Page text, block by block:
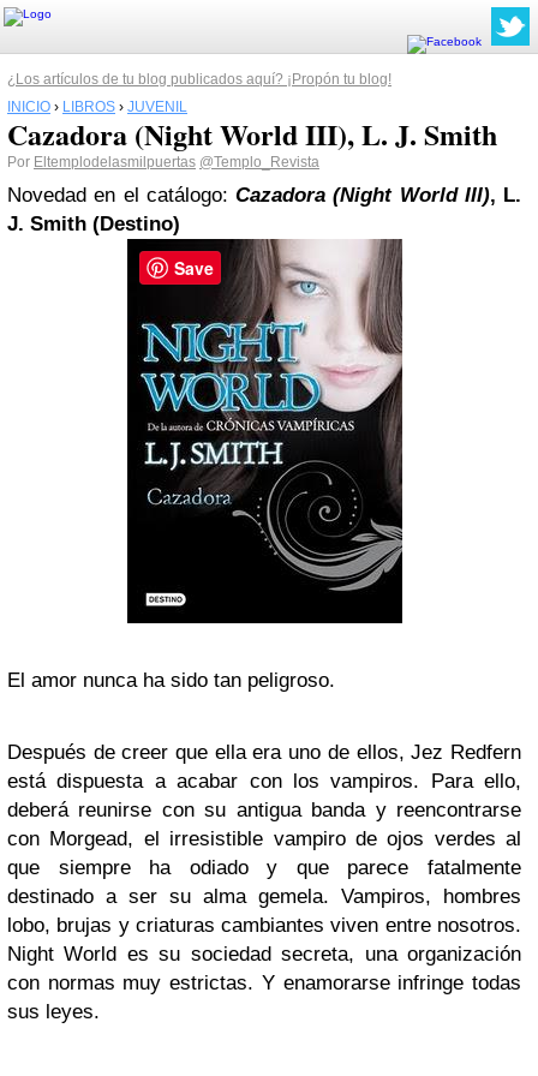
¿Los artículos de tu blog publicados aquí? ¡Propón tu blog!
INICIO › LIBROS › JUVENIL
Cazadora (Night World III), L. J. Smith
Por Eltemplodelasmilpuertas @Templo_Revista
Novedad en el catálogo: Cazadora (Night World III), L.
J. Smith (Destino)
El amor nunca ha sido tan peligroso.
Después de creer que ella era uno de ellos, Jez Redfern
está dispuesta a acabar con los vampiros. Para ello,
deberá reunirse con su antigua banda y reencontrarse
con Morgead, el irresistible vampiro de ojos verdes al
que siempre ha odiado y que parece fatalmente
destinado a ser su alma gemela. Vampiros, hombres
lobo, brujas y criaturas cambiantes viven entre nosotros.
Night World es su sociedad secreta, una organización
con normas muy estrictas. Y enamorarse infringe todas
sus leyes.
Save